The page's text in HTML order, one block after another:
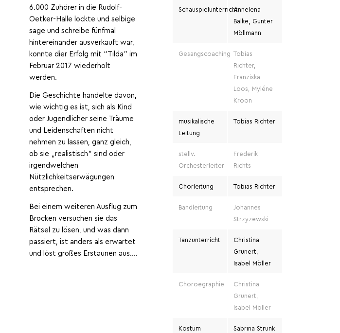
6.000 Zuhörer in die Rudolf-
Oetker-Halle lockte und selbige
sage und schreibe fünfmal
hintereinander ausverkauft war,
konnte dier Erfolg mit “Tilda” im
Februar 2017 wiederholt
werden.
Die Geschichte handelte davon,
wie wichtig es ist, sich als Kind
oder Jugendlicher seine Träume
und Leidenschaften nicht
nehmen zu lassen, ganz gleich,
ob sie „realistisch” sind oder
irgendwelchen
Nützlichkeitserwägungen
entsprechen.
Bei einem weiteren Ausflug zum
Brocken versuchen sie das
Rätsel zu lösen, und was dann
passiert, ist anders als erwartet
und löst großes Erstaunen aus….
SchauspielunterrichtAnnelena
Balke, Gunter
Möllmann
Gesangscoaching Tobias
Richter,
Franziska
Loos, Myléne
Kroon
musikalische
Leitung
Tobias Richter
stellv.
Orchesterleiter
Frederik
Richts
Chorleitung Tobias Richter
Bandleitung
Johannes
Strzyzewski
Tanzunterricht
Christina
Grunert,
Isabel Möller
Choroegraphie
Christina
Grunert,
Isabel Möller
Kostüm Sabrina Strunk